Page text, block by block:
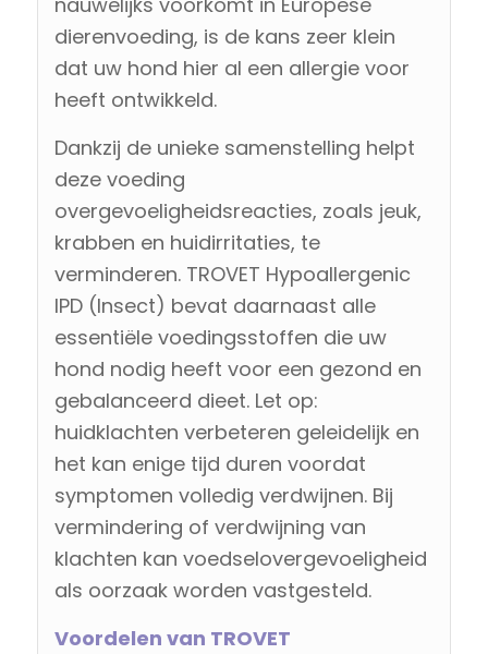
dierenvoeding, is de kans zeer klein
dat uw hond hier al een allergie voor
heeft ontwikkeld.
Dankzij de unieke samenstelling helpt
deze voeding
overgevoeligheidsreacties, zoals jeuk,
krabben en huidirritaties, te
verminderen. TROVET Hypoallergenic
IPD (Insect) bevat daarnaast alle
essentiële voedingsstoffen die uw
hond nodig heeft voor een gezond en
gebalanceerd dieet. Let op:
huidklachten verbeteren geleidelijk en
het kan enige tijd duren voordat
symptomen volledig verdwijnen. Bij
vermindering of verdwijning van
klachten kan voedselovergevoeligheid
als oorzaak worden vastgesteld.
Voordelen van TROVET